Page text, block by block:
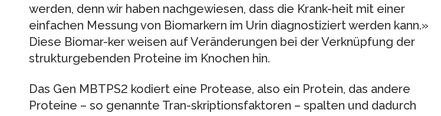
werden, denn wir haben nachgewiesen, dass die Krank-heit mit einer
einfachen Messung von Biomarkern im Urin diagnostiziert werden kann.»
Diese Biomar-ker weisen auf Veränderungen bei der Verknüpfung der
strukturgebenden Proteine im Knochen hin.
Das Gen MBTPS2 kodiert eine Protease, also ein Protein, das andere
Proteine – so genannte Tran-skriptionsfaktoren – spalten und dadurch